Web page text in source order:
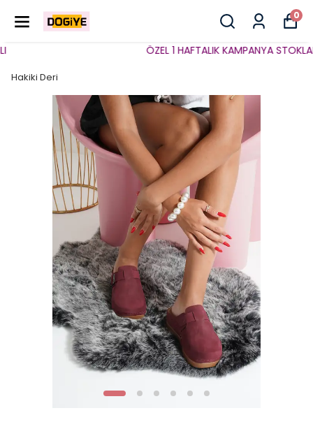
0
ÖZEL 1 HAFTALIK KAMPANYA
Hakiki Deri